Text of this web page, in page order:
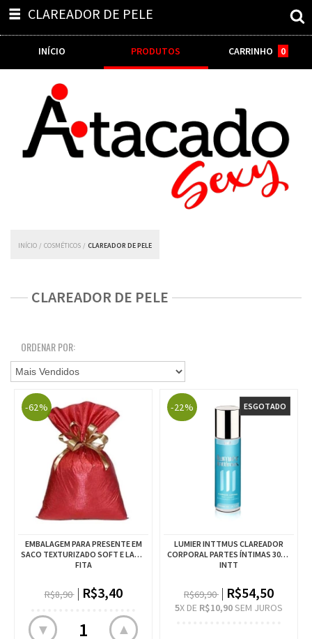
CLAREADOR DE PELE
INÍCIO PRODUTOS CARRINHO 0
INÍCIO / COSMÉTICOS / CLAREADOR DE PELE
CLAREADOR DE PELE
ORDENAR POR:
-62%
EMBALAGEM PARA PRESENTE EM
SACO TEXTURIZADO SOFT E LAÇO
FITA
R$8,90 R$3,40
▲
▼
-22%
LUMIER INTTMUS CLAREADOR
CORPORAL PARTES ÍNTIMAS 30ML
INTT
R$69,90 R$54,50
5X DE R$10,90SEM JUROS
ESGOTADO